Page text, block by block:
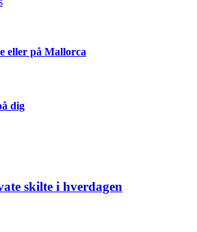
eller på Mallorca
dig
skilte i hverdagen